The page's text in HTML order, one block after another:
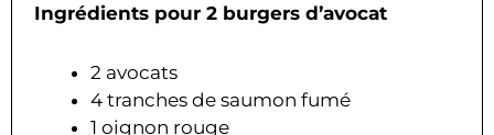
Ingrédients pour 2 burgers d’avocat
2 avocats
4 tranches de saumon fumé
1 oignon rouge